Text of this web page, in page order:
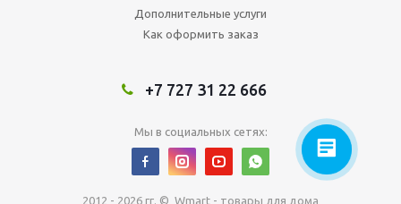
Дополнительные услуги
Как оформить заказ
+7 727 31 22 666
Мы в социальных сетях:
2012 - 2026 гг. © Wmart - товары для дома